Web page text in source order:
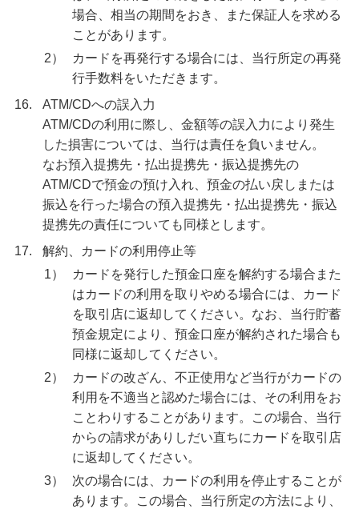
場合、相当の期間をおき、また保証人を求める
ことがあります。
2）
カードを再発行する場合には、当行所定の再発
行手数料をいただきます。
16.
ATM/CDへの誤入力
ATM/CDの利用に際し、金額等の誤入力により発生
した損害については、当行は責任を負いません。
なお預入提携先・払出提携先・振込提携先の
ATM/CDで預金の預け入れ、預金の払い戻しまたは
振込を行った場合の預入提携先・払出提携先・振込
提携先の責任についても同様とします。
17.
解約、カードの利用停止等
1）
カードを発行した預金口座を解約する場合また
はカードの利用を取りやめる場合には、カード
を取引店に返却してください。なお、当行貯蓄
預金規定により、預金口座が解約された場合も
同様に返却してください。
2）
カードの改ざん、不正使用など当行がカードの
利用を不適当と認めた場合には、その利用をお
ことわりすることがあります。この場合、当行
からの請求がありしだい直ちにカードを取引店
に返却してください。
3）
次の場合には、カードの利用を停止することが
あります。この場合、当行所定の方法により、